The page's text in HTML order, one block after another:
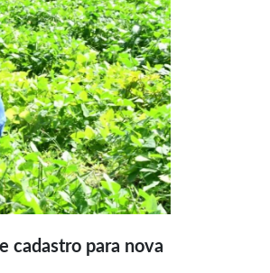
cadastro para nova